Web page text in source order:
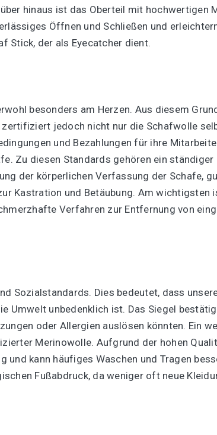
hinaus ist das Oberteil mit hochwertigen
Öffnen und Schließen und
Stick, der als Eyecatcher dient.
besonders am Herzen. Aus diesem
jedoch nicht nur die Schafwolle
und Bezahlungen für ihre
Zu diesen Standards gehören ein
der körperlichen Verfassung der Schafe,
Kastration und Betäubung. Am wichtigsten
Verfahren zur Entfernung von
Sozialstandards. Dies bedeutet, dass
Umwelt unbedenklich ist. Das Siegel
oder Allergien auslösen könnten. Ein
Merinowolle. Aufgrund der hohen
kann häufiges Waschen und Tragen
Fußabdruck, da weniger oft neue